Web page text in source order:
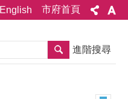
English 市府首頁
搜尋 進階搜尋